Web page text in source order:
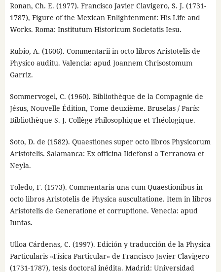
Ronan, Ch. E. (1977). Francisco Javier Clavigero, S. J. (1731-
1787), Figure of the Mexican Enlightenment: His Life and
Works. Roma: Institutum Historicum Societatis Iesu.
Rubio, A. (1606). Commentarii in octo libros Aristotelis de
Physico auditu. Valencia: apud Joannem Chrisostomum
Garriz.
Sommervogel, C. (1960). Bibliothèque de la Compagnie de
Jésus, Nouvelle Édition, Tome deuxième. Bruselas / París:
Bibliothèque S. J. Collège Philosophique et Théologique.
Soto, D. de (1582). Quaestiones super octo libros Physicorum
Aristotelis. Salamanca: Ex officina Ildefonsi a Terranova et
Neyla.
Toledo, F. (1573). Commentaria una cum Quaestionibus in
octo libros Aristotelis de Physica auscultatione. Item in libros
Aristotelis de Generatione et corruptione. Venecia: apud
Iuntas.
Ulloa Cárdenas, C. (1997). Edición y traducción de la Physica
Particularis «Física Particular» de Francisco Javier Clavigero
(1731-1787), tesis doctoral inédita. Madrid: Universidad